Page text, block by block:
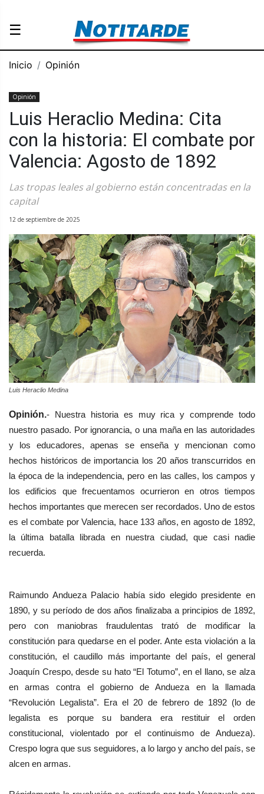
☰
Inicio Opinión
Opinión
Luis Heraclio Medina: Cita
con la historia: El combate por
Valencia: Agosto de 1892
Las tropas leales al gobierno están concentradas en la
capital
12 de septiembre de 2025
Luis Heraclio Medina
Opinión.- Nuestra historia es muy rica y comprende todo
nuestro pasado. Por ignorancia, o una maña en las autoridades
y los educadores, apenas se enseña y mencionan como
hechos históricos de importancia los 20 años transcurridos en
la época de la independencia, pero en las calles, los campos y
los edificios que frecuentamos ocurrieron en otros tiempos
hechos importantes que merecen ser recordados. Uno de estos
es el combate por Valencia, hace 133 años, en agosto de 1892,
la última batalla librada en nuestra ciudad, que casi nadie
recuerda.
Raimundo Andueza Palacio había sido elegido presidente en
1890, y su período de dos años finalizaba a principios de 1892,
pero con maniobras fraudulentas trató de modificar la
constitución para quedarse en el poder. Ante esta violación a la
constitución, el caudillo más importante del país, el general
Joaquín Crespo, desde su hato “El Totumo”, en el llano, se alza
en armas contra el gobierno de Andueza en la llamada
“Revolución Legalista”. Era el 20 de febrero de 1892 (lo de
legalista es porque su bandera era restituir el orden
constitucional, violentado por el continuismo de Andueza).
Crespo logra que sus seguidores, a lo largo y ancho del país, se
alcen en armas.